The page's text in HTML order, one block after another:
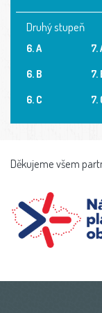
Druhý stupeň
6. A
6. B
6. C
7.
7.
7.
Děkujeme všem